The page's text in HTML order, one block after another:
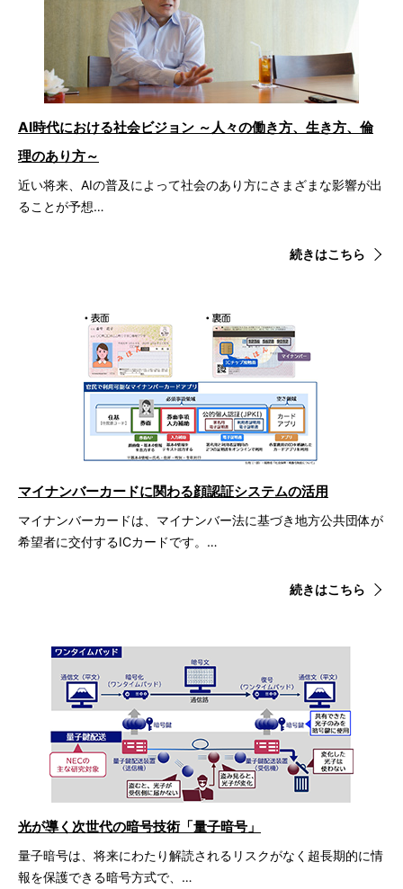
近い将来、AIの普及によって社会のあり方にさまざまな影響が出
ることが予想…
続きはこちら
AI時代における社会ビジョン ～人々の働き方、生き方、倫
理のあり方～
マイナンバーカードは、マイナンバー法に基づき地方公共団体が
希望者に交付するICカードです。…
続きはこちら
マイナンバーカードに関わる顔認証システムの活用
量子暗号は、将来にわたり解読されるリスクがなく超長期的に情
報を保護できる暗号方式で、…
光が導く次世代の暗号技術「量子暗号」